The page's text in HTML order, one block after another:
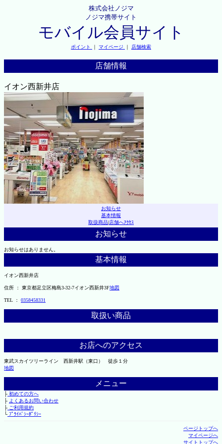
株式会社ノジマ
ノジマ携帯サイト
モバイル会員サイト
ポイント ｜ マイページ ｜ 店舗検索
店舗情報
イオン西新井店
お知らせ
基本情報
取扱商品|店舗へｱｸｾｽ
お知らせ
お知らせはありません。
基本情報
イオン西新井店
住所 ： 東京都足立区梅島3-32-7イオン西新井3F地図
TEL ： 0358458331
取扱い商品
お店へのアクセス
東武スカイツリーライン 西新井駅（東口） 徒歩１分
地図
メニュー
├初めての方へ
├ よくあるお問い合わせ
├ご利用規約
└ﾌﾟﾗｲﾊﾞｼｰﾎﾟﾘｼｰ
ページトップへ
マイページへ
サイトトップへ